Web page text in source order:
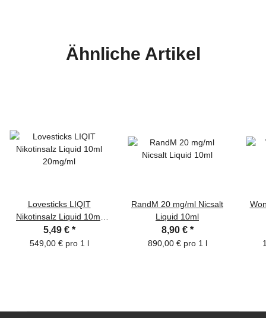
Ähnliche Artikel
Lovesticks LIQIT
Nikotinsalz Liquid 10ml
20mg/ml
5,49 € *
549,00 € pro 1 l
RandM 20 mg/ml Nicsalt
Liquid 10ml
8,90 € *
890,00 € pro 1 l